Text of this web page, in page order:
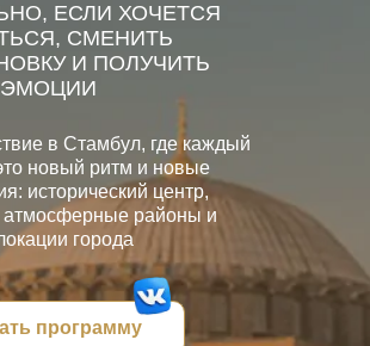
ЕСЛИ ХОЧЕТСЯ
СМЕНИТЬ
И ПОЛУЧИТЬ
ЭМОЦИИ
в Стамбул, где каждый
новый ритм и новые
исторический центр,
районы и
города
программу